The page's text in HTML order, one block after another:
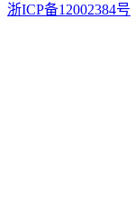
浙ICP备12002384号